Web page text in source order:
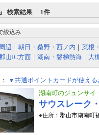
』 検索結果 1件
絞込み
辺 ｜ 朝日・桑野・西ノ内 ｜ 菜根
山IC方面 ｜ 湖南・磐梯熱海 ｜ 大
▼共通ポイントカードが使える
湖南町のジュンサイ
サウスレーク
●住所： 郡山市湖南町